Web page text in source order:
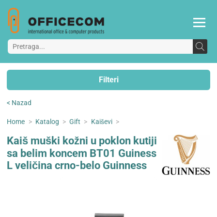
Filteri
< Nazad
Home > Katalog > Gift > Kaiševi >
Kaiš muški kožni u poklon kutiji
sa belim koncem BT01 Guiness
L veličina crno-belo Guinness